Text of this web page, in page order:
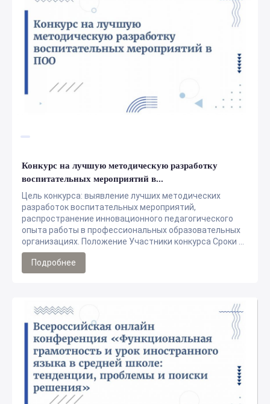
Конкурс на лучшую методическую разработку
воспитательных мероприятий в...
Цель конкурса: выявление лучших методических
разработок воспитательных мероприятий,
распространение инновационного педагогического
опыта работы в профессиональных образовательных
организациях. Положение Участники конкурса Сроки ...
Подробнее